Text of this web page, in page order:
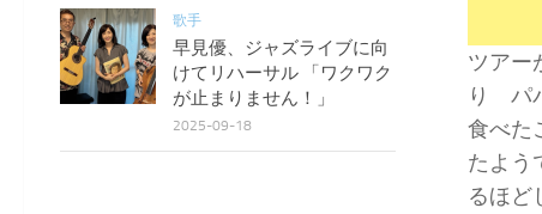
ツアー
り パ
食べた
たよう
るほど
歌手
早見優、ジャズライブに向
けてリハーサル 「ワクワク
が止まりません！」
2025-09-18